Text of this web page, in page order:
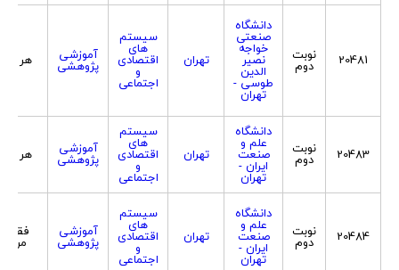
20481 نوبت
دوم
دانشگاه
صنعتی
خواجه
نصیر
الدین
طوسی -
تهران
تهران
سیستم
های
اقتصادی
و
اجتماعی
آموزشی
پژوهشی هر دو
20483 نوبت
دوم
دانشگاه
علم و
صنعت
ایران -
تهران
تهران
سیستم
های
اقتصادی
و
اجتماعی
آموزشی
پژوهشی هر دو
20484 نوبت
دوم
دانشگاه
علم و
صنعت
ایران -
تهران
تهران
سیستم
های
اقتصادی
و
اجتماعی
آموزشی
پژوهشی
فقط
مرد